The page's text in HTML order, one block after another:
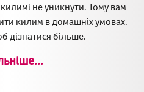
не уникнути. Тому вам
килим в домашніх умовах.
дізнатися більше.